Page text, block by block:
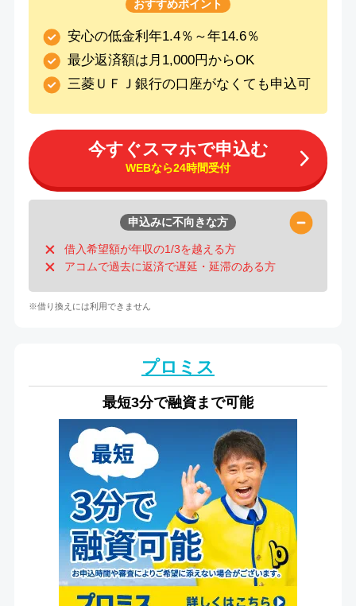
おすすめポイント
安心の低金利年1.4％～年14.6％
最少返済額は月1,000円からOK
三菱ＵＦＪ銀行の口座がなくても申込可
今すぐスマホで申込む
WEBなら24時間受付
申込みに不向きな方
借入希望額が年収の1/3を越える方
アコムで過去に返済で遅延・延滞のある方
※借り換えには利用できません
プロミス
最短3分で融資まで可能